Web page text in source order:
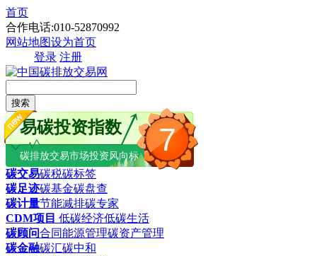
首页
合作电话:010-52870992
网站地图设为首页
登录 注册
搜索
7
易碳投资指数
碳排放交易市场投资风向标
碳交易碳税碳标签
碳足迹碳基金碳盘查
碳计量节能减排碳专家
CDM项目 低碳经济低碳生活
碳顾问合同能源管理碳资产管理
碳金融碳汇碳中和